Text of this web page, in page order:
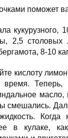
поможет
кукурузного,
2,5
8-10
кислоту
время. Теперь,
масло,
смешались.
Когда
ее в кулаке,